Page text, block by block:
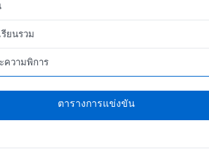
รียนรวม
ความพิการ
ตารางการแข่งขัน